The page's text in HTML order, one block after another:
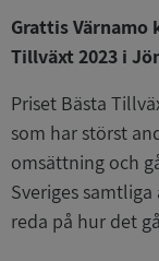
Grattis
Tillväxt 2023 i
Priset Bästa
som har störst
omsättning och
Sveriges
reda på hur det